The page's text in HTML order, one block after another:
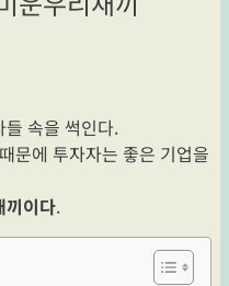
속을 썩인다.
문에 투자자는 좋은 기업을
끼이다.